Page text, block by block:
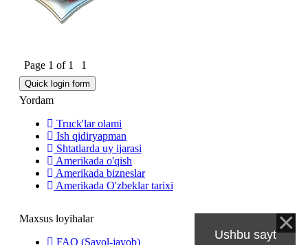
Page 1 of 1 1
Yordam
Truck'lar olami
Ish qidiryapman
Shtatlarda uy ijarasi
Amerikada o'qish
Amerikada bizneslar
Amerikada O'zbeklar tarixi
Maxsus loyihalar
FAQ (Savol-javob)
Ushbu sayt